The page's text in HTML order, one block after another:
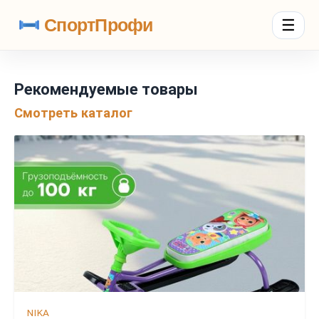
СпортПрофи ☰
Рекомендуемые товары
Смотреть каталог
NIKA